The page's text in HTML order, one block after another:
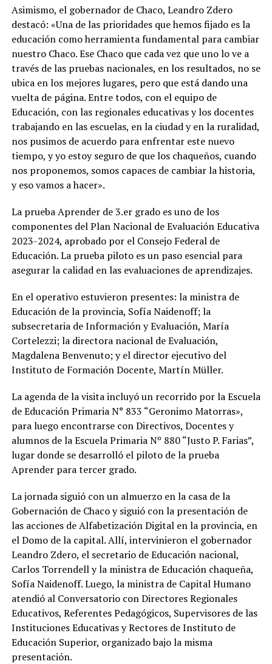
Asimismo, el gobernador de Chaco, Leandro Zdero
destacó: «Una de las prioridades que hemos fijado es la
educación como herramienta fundamental para cambiar
nuestro Chaco. Ese Chaco que cada vez que uno lo ve a
través de las pruebas nacionales, en los resultados, no se
ubica en los mejores lugares, pero que está dando una
vuelta de página. Entre todos, con el equipo de
Educación, con las regionales educativas y los docentes
trabajando en las escuelas, en la ciudad y en la ruralidad,
nos pusimos de acuerdo para enfrentar este nuevo
tiempo, y yo estoy seguro de que los chaqueños, cuando
nos proponemos, somos capaces de cambiar la historia,
y eso vamos a hacer».
La prueba Aprender de 3.er grado es uno de los
componentes del Plan Nacional de Evaluación Educativa
2023-2024, aprobado por el Consejo Federal de
Educación. La prueba piloto es un paso esencial para
asegurar la calidad en las evaluaciones de aprendizajes.
En el operativo estuvieron presentes: la ministra de
Educación de la provincia, Sofía Naidenoff; la
subsecretaria de Información y Evaluación, María
Cortelezzi; la directora nacional de Evaluación,
Magdalena Benvenuto; y el director ejecutivo del
Instituto de Formación Docente, Martín Müller.
La agenda de la visita incluyó un recorrido por la Escuela
de Educación Primaria N° 833 “Geronimo Matorras»,
para luego encontrarse con Directivos, Docentes y
alumnos de la Escuela Primaria Nº 880 “Justo P. Farias”,
lugar donde se desarrolló el piloto de la prueba
Aprender para tercer grado.
La jornada siguió con un almuerzo en la casa de la
Gobernación de Chaco y siguió con la presentación de
las acciones de Alfabetización Digital en la provincia, en
el Domo de la capital. Allí, intervinieron el gobernador
Leandro Zdero, el secretario de Educación nacional,
Carlos Torrendell y la ministra de Educación chaqueña,
Sofía Naidenoff. Luego, la ministra de Capital Humano
atendió al Conversatorio con Directores Regionales
Educativos, Referentes Pedagógicos, Supervisores de las
Instituciones Educativas y Rectores de Instituto de
Educación Superior, organizado bajo la misma
presentación.